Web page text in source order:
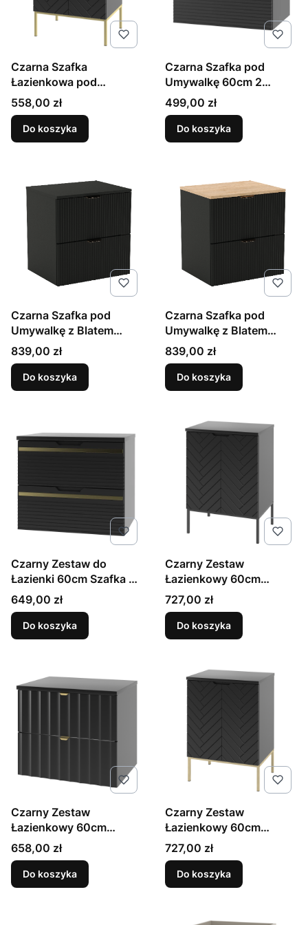
Czarna Szafka
Łazienkowa pod
Umywalkę 60cm Złoty
Stelaż Aspen
Cena
558,00 zł
Do koszyka
Czarna Szafka pod
Umywalkę 60cm 2
Szuflady Złota Listwa
Vesper
Cena
499,00 zł
Do koszyka
Czarna Szafka pod
Umywalkę z Blatem
Czarny 60cm Ryflowane
Fronty
Cena
839,00 zł
Do koszyka
Czarna Szafka pod
Umywalkę z Blatem
Orzech 60cm Ryflowane
Fronty
Cena
839,00 zł
Do koszyka
Czarny Zestaw do
Łazienki 60cm Szafka z
Blatem Złota Listwa
Vesper
Cena
649,00 zł
Do koszyka
Czarny Zestaw
Łazienkowy 60cm
Szafka z Blatem Czarny
Stelaż Aspen
Cena
727,00 zł
Do koszyka
Czarny Zestaw
Łazienkowy 60cm
Szafka z Blatem
Ryflowane Fronty Arcos
Cena
658,00 zł
Do koszyka
Czarny Zestaw
Łazienkowy 60cm
Szafka z Blatem Złoty
Stelaż Aspen
Cena
727,00 zł
Do koszyka